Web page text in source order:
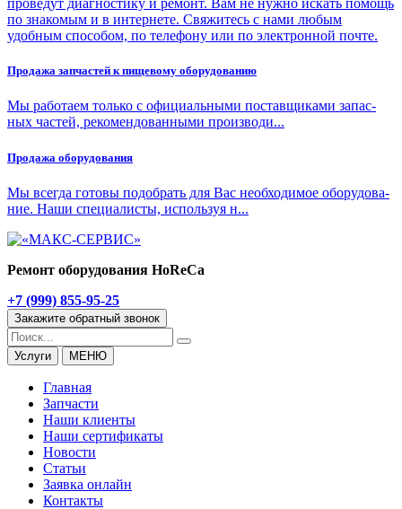
проведут диагностику и ремонт. Вам не нужно искать помощь
по знакомым и в интернете. Свяжитесь с нами любым
удобным способом, по телефону или по электронной почте.
Про­да­жа зап­ча­стей к пи­ще­во­му обо­ру­до­ва­нию
Мы ра­бо­та­ем толь­ко с офи­ци­аль­ны­ми по­став­щи­ка­ми за­пас­
ных ча­стей, ре­ко­мен­до­ван­ны­ми про­из­во­ди...
Про­да­жа обо­ру­до­ва­ния
Мы все­гда го­то­вы по­до­брать для Вас необ­хо­ди­мое обо­ру­до­ва­
ние. На­ши спе­ци­а­ли­сты, ис­поль­зуя н...
Ремонт оборудования HoReCa
+7 (999) 855-95-25
Закажите обратный звонок
Услуги МЕНЮ
Главная
Запчасти
Наши клиенты
Наши сертификаты
Новости
Статьи
Заявка онлайн
Контакты